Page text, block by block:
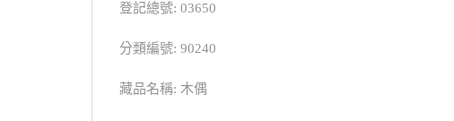
登記總號: 03650
分類編號: 90240
藏品名稱: 木偶